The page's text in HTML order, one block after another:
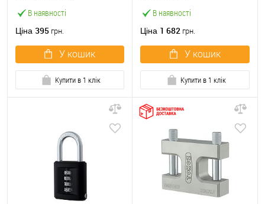
В наявності
Ціна 395 грн.
У кошик
Купити в 1 клік
В наявності
Ціна 1 682 грн.
У кошик
Купити в 1 клік